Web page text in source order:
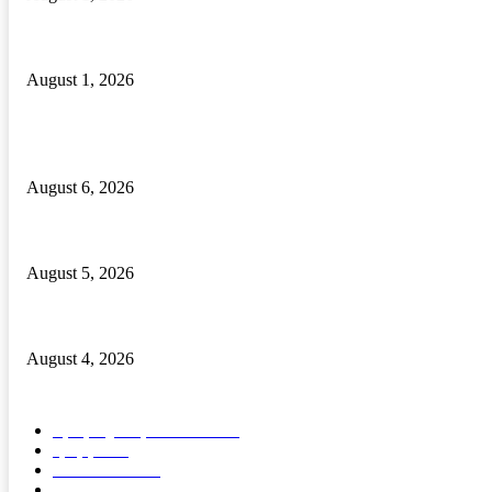
August 1, 2026
August 6, 2026
August 5, 2026
August 4, 2026